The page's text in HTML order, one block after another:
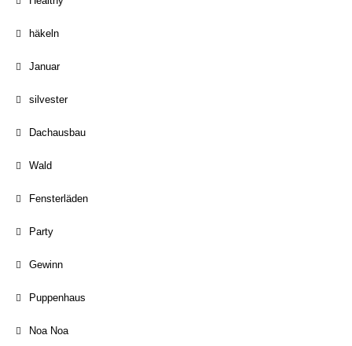
häkeln
Januar
silvester
Dachausbau
Wald
Fensterläden
Party
Gewinn
Puppenhaus
Noa Noa